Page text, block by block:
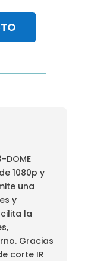
DOME
1080p y
una
y
la
Gracias
corte IR